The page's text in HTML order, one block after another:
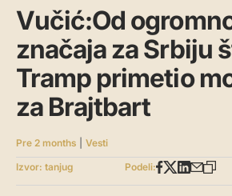
Vučić:Od
značaja za Srbiju
Tramp primetio
za Brajtbart
Pre 2 months Vesti
Izvor: tanjug
Podeli: